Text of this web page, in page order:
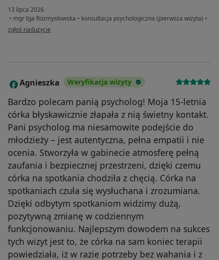
13 lipca 2026
• mgr Iga Rozmysłowska • konsultacja psychologiczna (pierwsza wizyta) •
w opinii użytkownika DW
zgłoś nadużycie
A Agnieszka Weryfikacja wizyty
Bardzo polecam panią psycholog! Moja 15-letnia
córka błyskawicznie złapała z nią świetny kontakt.
Pani psycholog ma niesamowite podejście do
młodzieży – jest autentyczna, pełna empatii i nie
ocenia. Stworzyła w gabinecie atmosferę pełną
zaufania i bezpiecznej przestrzeni, dzięki czemu
córka na spotkania chodziła z chęcią. Córka na
spotkaniach czuła się wysłuchana i zrozumiana.
Dzięki odbytym spotkaniom widzimy dużą,
pozytywną zmianę w codziennym
funkcjonowaniu. Najlepszym dowodem na sukces
tych wizyt jest to, że córka na sam koniec terapii
powiedziała, iż w razie potrzeby bez wahania i z